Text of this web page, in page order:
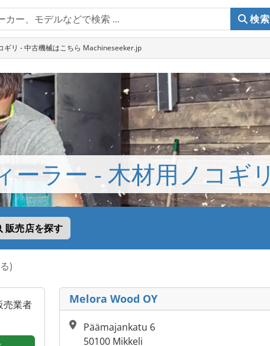
検索
ギリ - 中古機械はこちら Machineseeker.jp
ーラー - 木材用ノコギリ
販売店を探す
)
売業者
Melora Wood OY
Päämajankatu 6
50100 Mikkeli